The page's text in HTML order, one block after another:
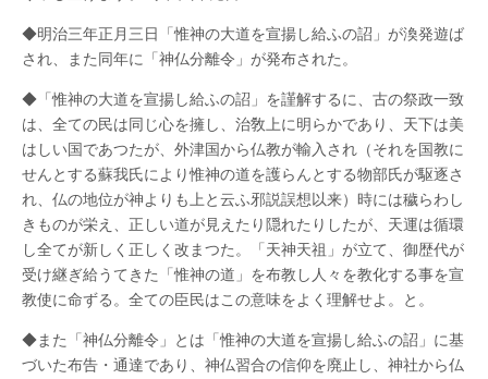
聞）
電子
版
紙
は
◆明治三年正月三日「惟神の大道を宣揚し給ふの詔」が渙発遊ば
され、また同年に「神仏分離令」が発布された。
◆「惟神の大道を宣揚し給ふの詔」を謹解するに、古の祭政一致
は、全ての民は同じ心を擁し、治敎上に明らかであり、天下は美
はしい国であつたが、外津国から仏教が輸入され（それを国教に
せんとする蘇我氏により惟神の道を護らんとする物部氏が駆逐さ
れ、仏の地位が神よりも上と云ふ邪説誤想以来）時には穢らわし
きものが栄え、正しい道が見えたり隠れたりしたが、天運は循環
し全てが新しく正しく改まつた。「天神天祖」が立て、御歴代が
受け継ぎ給うてきた「惟神の道」を布教し人々を教化する事を宣
教使に命ずる。全ての臣民はこの意味をよく理解せよ。と。
◆また「神仏分離令」とは「惟神の大道を宣揚し給ふの詔」に基
づいた布告・通達であり、神仏習合の信仰を廃止し、神社から仏